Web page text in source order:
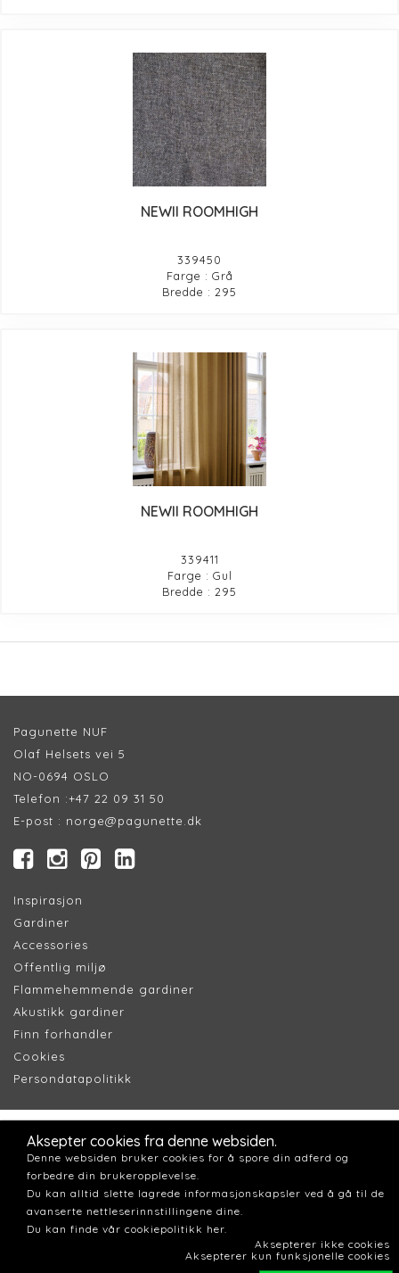
NEWII ROOMHIGH
339450
Farge : Grå
Bredde : 295
NEWII ROOMHIGH
339411
Farge : Gul
Bredde : 295
Pagunette NUF
Olaf Helsets vei 5
NO-0694 OSLO
Telefon :+47 22 09 31 50
E-post : norge@pagunette.dk
Inspirasjon
Gardiner
Accessories
Offentlig miljø
Flammehemmende gardiner
Akustikk gardiner
Finn forhandler
Cookies
Persondatapolitikk
Aksepter cookies fra denne websiden.
Denne websiden bruker cookies for å spore din adferd og
forbedre din brukeropplevelse.
Du kan alltid slette lagrede informasjonskapsler ved å gå til de
avanserte nettleserinnstillingene dine.
Du kan finde vår cookiepolitikk her.
Aksepterer ikke cookies
Aksepterer kun funksjonelle cookies